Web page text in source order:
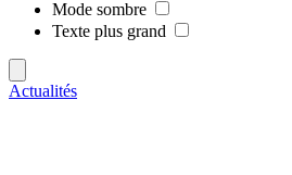
Mode sombre
Texte plus grand
Actualités